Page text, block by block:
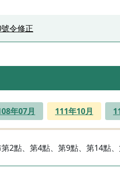
令修正
年07月 111年10月
2點、第4點、第9點、第14點